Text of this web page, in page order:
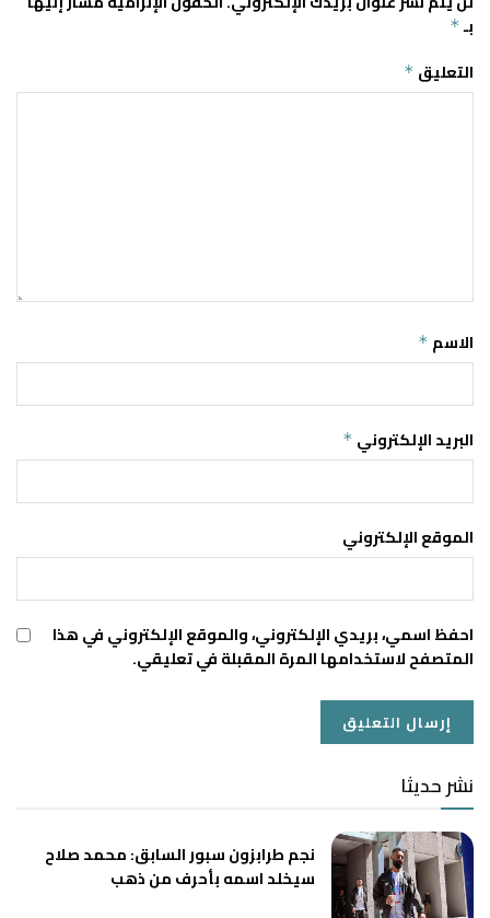
بـ *
التعليق *
الاسم *
البريد الإلكتروني *
الموقع الإلكتروني
احفظ اسمي، بريدي الإلكتروني، والموقع الإلكتروني في هذا
المتصفح لاستخدامها المرة المقبلة في تعليقي.
نشر حديثا
نجم طرابزون سبور السابق: محمد صلاح
سيخلد اسمه بأحرف من ذهب